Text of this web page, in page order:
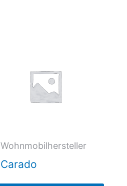
Wohnmobilhersteller
Carado